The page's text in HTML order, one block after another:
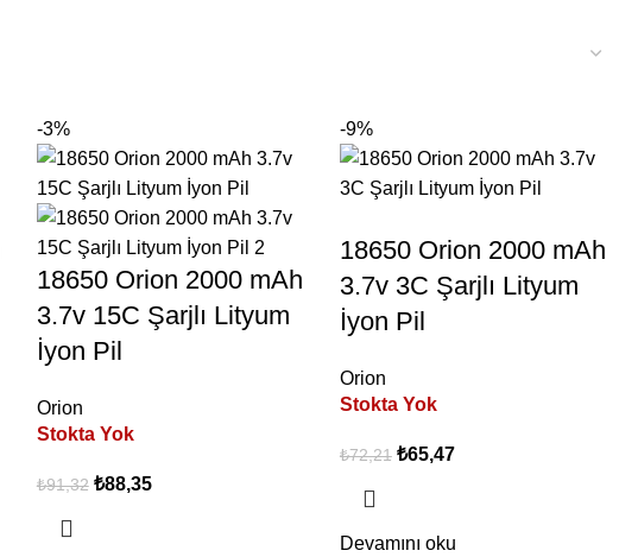
-3%
18650 Orion 2000 mAh
3.7v 15C Şarjlı Lityum
İyon Pil
Orion
Stokta Yok
₺91,32 ₺88,35
-9%
18650 Orion 2000 mAh
3.7v 3C Şarjlı Lityum
İyon Pil
Orion
Stokta Yok
₺72,21 ₺65,47
Devamını oku